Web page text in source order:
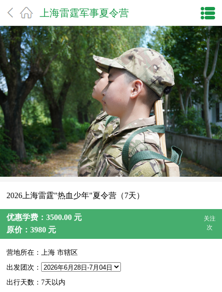
上海雷霆军事夏令营
2026上海雷霆"热血少年"夏令营（7天）
优惠学费：3500.00 元
原价：3980 元
关注
次
营地所在：上海 市辖区
出发团次：
出行天数：7天以内